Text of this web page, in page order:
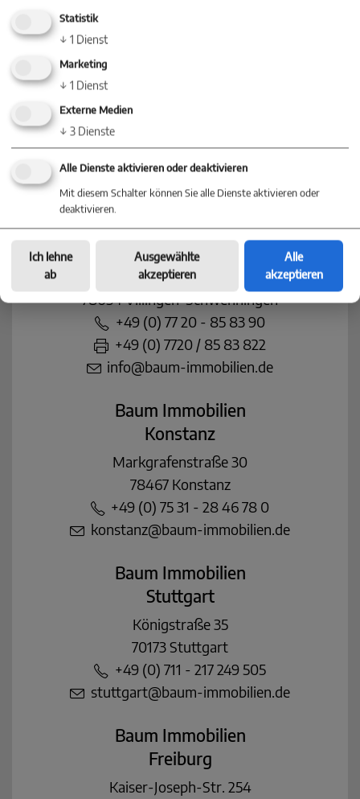
Nehmen Sie jetzt Kontakt mit einer
Niederlassung in Ihrer Nähe auf
Baum Immobilien
Villingen-Schwenningen
Villinger Straße 91
78054 Villingen-Schwenningen
+49 (0) 77 20 - 85 83 90
+49 (0) 7720 / 85 83 822
info@baum-immobilien.de
Baum Immobilien
Konstanz
Markgrafenstraße 30
78467 Konstanz
+49 (0) 75 31 - 28 46 78 0
konstanz@baum-immobilien.de
Baum Immobilien
Stuttgart
Königstraße 35
70173 Stuttgart
+49 (0) 711 - 217 249 505
stuttgart@baum-immobilien.de
Baum Immobilien
Freiburg
Kaiser-Joseph-Str. 254
Statistik
↓ 1 Dienst
Marketing
↓ 1 Dienst
Externe Medien
↓ 3 Dienste
Alle Dienste aktivieren oder deaktivieren
Mit diesem Schalter können Sie alle Dienste aktivieren oder
deaktivieren.
Ich lehne
ab
Ausgewählte
akzeptieren
Alle
akzeptieren